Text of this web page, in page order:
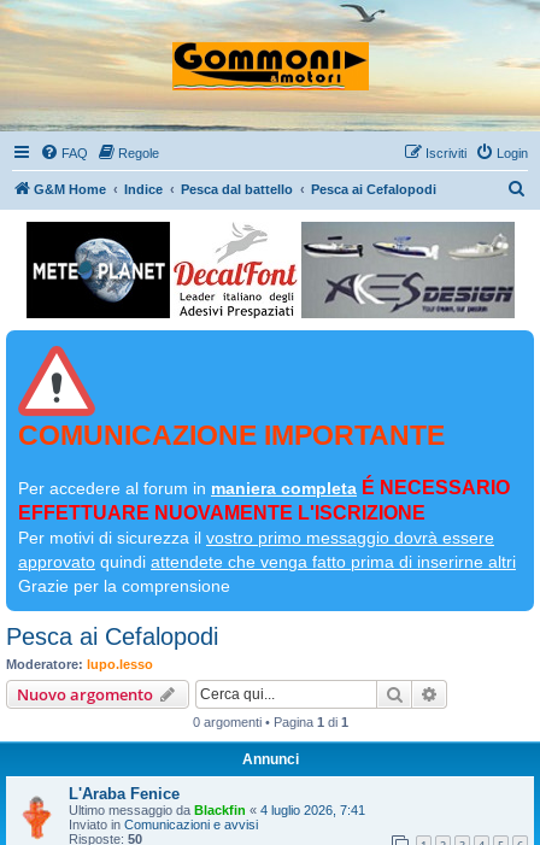
FAQ Regole Login
Iscriviti
G&M Home Indice Pesca dal battello Pesca ai Cefalopodi
COMUNICAZIONE IMPORTANTE
Per accedere al forum in maniera completa É NECESSARIO
EFFETTUARE NUOVAMENTE L'ISCRIZIONE
Per motivi di sicurezza il vostro primo messaggio dovrà essere
approvato quindi attendete che venga fatto prima di inserirne altri
Grazie per la comprensione
Pesca ai Cefalopodi
Moderatore: lupo.lesso
Nuovo argomento Cerca
0 argomenti • Pagina 1 di 1
Annunci
L'Araba Fenice
Ultimo messaggio da Blackfin « 4 luglio 2026, 7:41
Inviato in Comunicazioni e avvisi
Risposte: 50